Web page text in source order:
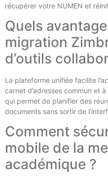
récupérer votre NUMEN et
Quels
migration
d’outils
La plateforme unifiée facilite
carnet d’adresses commun et
qui permet de planifier des
documents sans sortir de
Comment
mobile de la
académique ?